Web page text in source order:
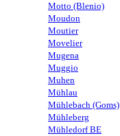
Motto (Blenio)
Moudon
Moutier
Movelier
Mugena
Muggio
Muhen
Mühlau
Mühlebach (Goms)
Mühleberg
Mühledorf BE